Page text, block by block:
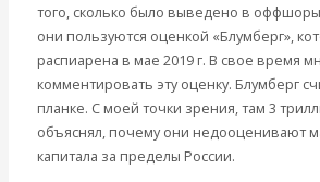
того, сколько было выведено в
они пользуются оценкой «Блумберг»,
распиарена в мае 2019 г. В свое время
комментировать эту оценку. Блумберг
планке. С моей точки зрения, там 3
объяснял, почему они недооценивают
капитала за пределы России.